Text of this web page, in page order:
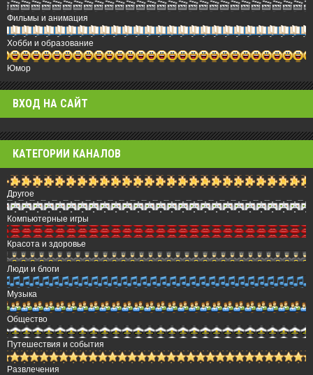
Фильмы и анимация
Хобби и образование
Юмор
ВХОД НА САЙТ
КАТЕГОРИИ КАНАЛОВ
Другое
Компьютерные игры
Красота и здоровье
Люди и блоги
Музыка
Общество
Путешествия и события
Развлечения